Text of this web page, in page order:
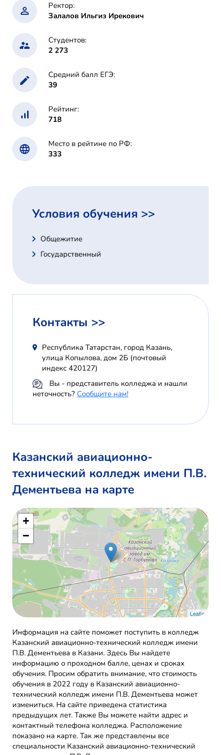
Ректор:
Залалов Ильгиз Ирекович
Студентов:
2 273
Средний балл ЕГЭ:
39
Рейтинг:
718
Место в рейтине по РФ:
333
Условия обучения >>
Общежитие
Государственный
Контакты >>
Республика Татарстан, город Казань,
улица Копылова, дом 2Б (почтовый
индекс 420127)
Вы - представитель колледжа и нашли
неточность? Сообщите нам!
Казанский авиационно-
технический колледж имени П.В.
Дементьева на карте
+
−
Leaflet
Информация на сайте поможет поступить в колледж
Казанский авиационно-технический колледж имени
П.В. Дементьева в Казани. Здесь Вы найдете
информацию о проходном балле, ценах и сроках
обучения. Просим обратить внимание, что стоимость
обучения в 2022 году в Казанский авиационно-
технический колледж имени П.В. Дементьева может
измениться. На сайте приведена статистика
предыдущих лет. Также Вы можете найти адрес и
контактный телефона колледжа. Расположение
показано на карте. Так же представлены все
специальности Казанский авиационно-технический